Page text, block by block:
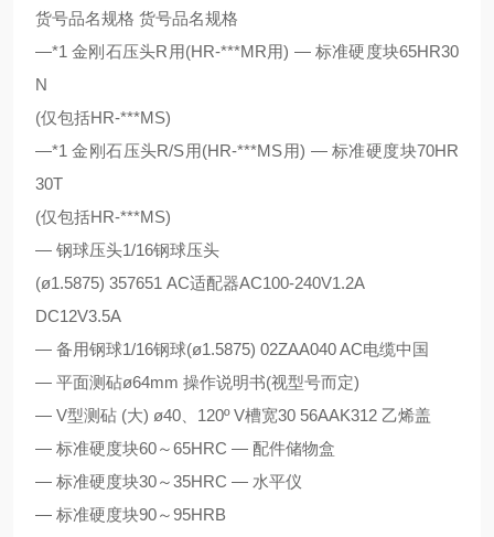
货号品名规格 货号品名规格
—*1 金刚石压头R用(HR-***MR用) — 标准硬度块65HR30
N
(仅包括HR-***MS)
—*1 金刚石压头R/S用(HR-***MS用) — 标准硬度块70HR
30T
(仅包括HR-***MS)
— 钢球压头1/16钢球压头
(ø1.5875) 357651 AC适配器AC100-240V1.2A
DC12V3.5A
— 备用钢球1/16钢球(ø1.5875) 02ZAA040 AC电缆中国
— 平面测砧ø64mm 操作说明书(视型号而定)
— V型测砧 (大) ø40、120º V槽宽30 56AAK312 乙烯盖
— 标准硬度块60～65HRC — 配件储物盒
— 标准硬度块30～35HRC — 水平仪
— 标准硬度块90～95HRB